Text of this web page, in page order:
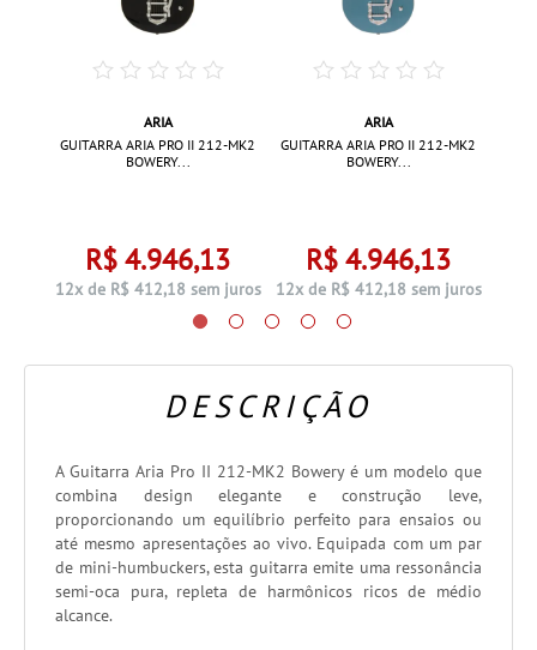
ARIA
GUITARRA ARIA PRO II 212-MK2
BOWERY...
R$ 4.946,13
12x de R$ 412,18 sem juros
ARIA
GUITARRA ARIA PRO II 212-MK2
BOWERY...
R$ 4.946,13
12x de R$ 412,18 sem juros
DESCRIÇÃO
A Guitarra Aria Pro II 212-MK2 Bowery é um modelo que
combina design elegante e construção leve,
proporcionando um equilíbrio perfeito para ensaios ou
até mesmo apresentações ao vivo. Equipada com um par
de mini-humbuckers, esta guitarra emite uma ressonância
semi-oca pura, repleta de harmônicos ricos de médio
alcance.